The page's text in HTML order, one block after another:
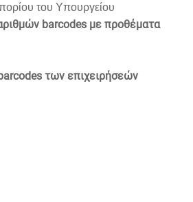
του Υπουργείου
barcodes με προθέματα
των επιχειρήσεών